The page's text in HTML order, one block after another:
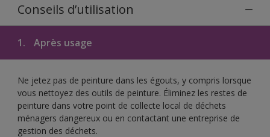
Conseils d’utilisation
1. Après usage
Ne jetez pas de peinture dans les égouts, y compris lorsque
vous nettoyez des outils de peinture. Éliminez les restes de
peinture dans votre point de collecte local de déchets
ménagers dangereux ou en contactant une entreprise de
gestion des déchets.